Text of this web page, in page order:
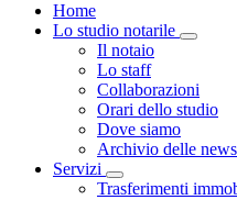
Home
Lo studio notarile
Toggle
Il notaio
Lo staff
Collaborazioni
Orari dello studio
Dove siamo
Archivio delle
Servizi
Toggle Dropdown
Trasferimenti